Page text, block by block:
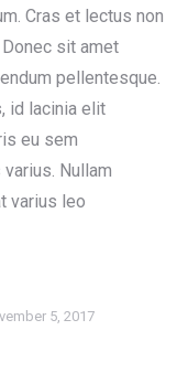
Cras et lectus non
sit amet
pellentesque.
id lacinia elit
eu sem
Nullam
varius leo
5, 2017